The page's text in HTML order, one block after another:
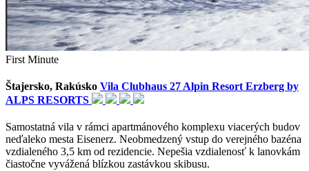
First Minute
Štajersko, Rakúsko Vila Clubhaus 27 Alpin Resort Erzberg by
ALPS RESORTS
Samostatná vila v rámci apartmánového komplexu viacerých budov
neďaleko mesta Eisenerz. Neobmedzený vstup do verejného bazéna
vzdialeného 3,5 km od rezidencie. Nepešia vzdialenosť k lanovkám
čiastočne vyvážená blízkou zastávkou skibusu.